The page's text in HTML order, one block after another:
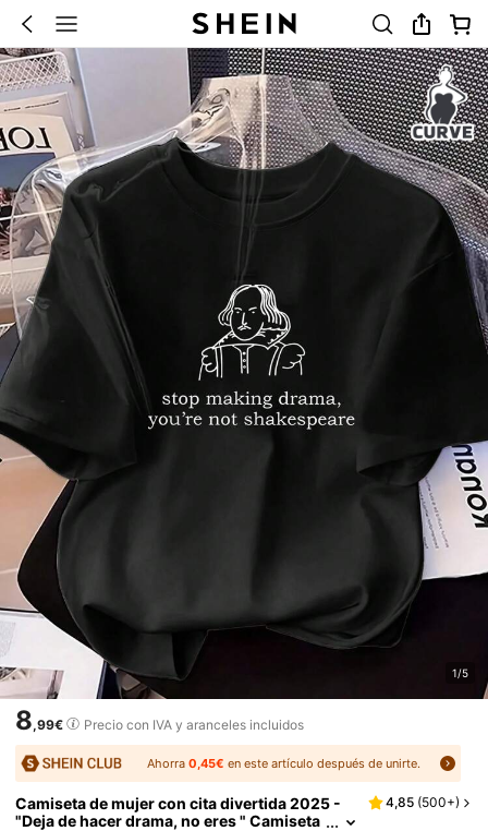
1/5
8,99€ Precio con IVA y aranceles incluidos
Ahorra0,45€ en este artículo después de unirte.
Camiseta de mujer con cita divertida 2025 -
"Deja de hacer drama, no eres " Camiseta
4,85 (500+)